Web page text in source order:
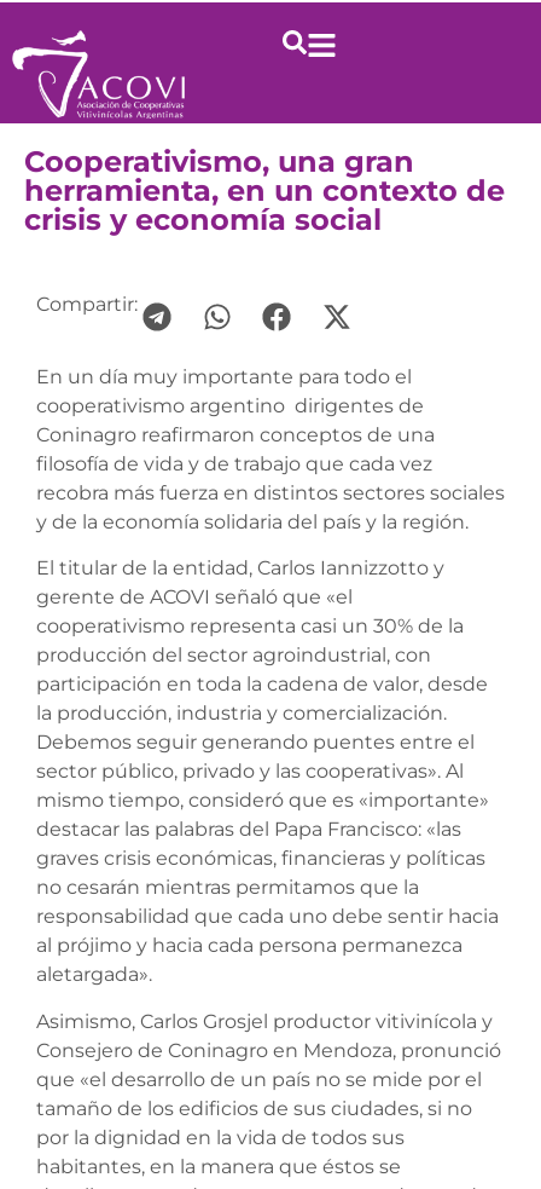
Cooperativismo, una gran
herramienta, en un contexto de
crisis y economía social
Compartir:
En un día muy importante para todo el
cooperativismo argentino dirigentes de
Coninagro reafirmaron conceptos de una
filosofía de vida y de trabajo que cada vez
recobra más fuerza en distintos sectores sociales
y de la economía solidaria del país y la región.
El titular de la entidad, Carlos Iannizzotto y
gerente de ACOVI señaló que «el
cooperativismo representa casi un 30% de la
producción del sector agroindustrial, con
participación en toda la cadena de valor, desde
la producción, industria y comercialización.
Debemos seguir generando puentes entre el
sector público, privado y las cooperativas». Al
mismo tiempo, consideró que es «importante»
destacar las palabras del Papa Francisco: «las
graves crisis económicas, financieras y políticas
no cesarán mientras permitamos que la
responsabilidad que cada uno debe sentir hacia
al prójimo y hacia cada persona permanezca
aletargada».
Asimismo, Carlos Grosjel productor vitivinícola y
Consejero de Coninagro en Mendoza, pronunció
que «el desarrollo de un país no se mide por el
tamaño de los edificios de sus ciudades, si no
por la dignidad en la vida de todos sus
habitantes, en la manera que éstos se